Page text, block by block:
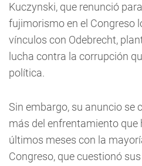
Kuczynski, que renunció
fujimorismo en el Congreso
vínculos con Odebrecht,
lucha contra la corrupción
política.
Sin embargo, su anuncio se
más del enfrentamiento que
últimos meses con la
Congreso, que cuestionó